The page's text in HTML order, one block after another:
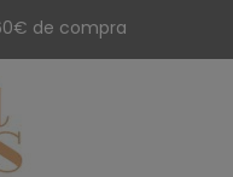
de compra